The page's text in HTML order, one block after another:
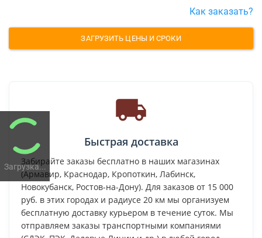
Загрузка...
Как заказать?
ЗАГРУЗИТЬ ЦЕНЫ И СРОКИ
Быстрая доставка
Забирайте заказы бесплатно в наших магазинах
(Армавир, Краснодар, Кропоткин, Лабинск,
Новокубанск, Ростов-на-Дону). Для заказов от 15 000
руб. в этих городах и радиусе 20 км мы организуем
бесплатную доставку курьером в течение суток. Мы
отправляем заказы транспортными компаниями